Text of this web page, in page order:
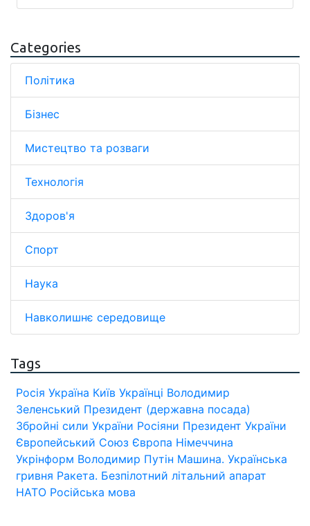
Categories
Політика
Бізнес
Мистецтво та розваги
Технологія
Здоров'я
Спорт
Наука
Навколишнє середовище
Tags
Росія Україна Київ Українці Володимир
Зеленський Президент (державна посада)
Збройні сили України Росіяни Президент України
Європейський Союз Європа Німеччина
Укрінформ Володимир Путін Машина. Українська
гривня Ракета. Безпілотний літальний апарат
НАТО Російська мова